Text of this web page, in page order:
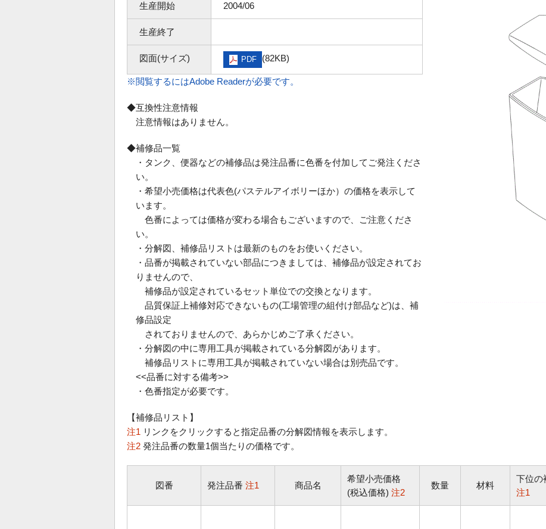
生産開始 2004/06
生産終了
図面(サイズ) PDF (82KB)
※閲覧するにはAdobe Readerが必要です。
◆互換性注意情報
注意情報はありません。
◆補修品一覧
・タンク、便器などの補修品は発注品番に色番を付加してご発注くださ
い。
・希望小売価格は代表色(パステルアイボリーほか）の価格を表示して
います。
色番によっては価格が変わる場合もございますので、ご注意くださ
い。
・分解図、補修品リストは最新のものをお使いください。
・品番が掲載されていない部品につきましては、補修品が設定されてお
りませんので、
補修品が設定されているセット単位での交換となります。
品質保証上補修対応できないもの(工場管理の組付け部品など)は、補
修品設定
されておりませんので、あらかじめご了承ください。
・分解図の中に専用工具が掲載されている分解図があります。
補修品リストに専用工具が掲載されていない場合は別売品です。
<<品番に対する備考>>
・色番指定が必要です。
【補修品リスト】
注1 リンクをクリックすると指定品番の分解図情報を表示します。
注2 発注品番の数量1個当たりの価格です。
図番 発注品番 注1 商品名
希望小売価格
(税込価格) 注2
数量 材料
下位の
注1